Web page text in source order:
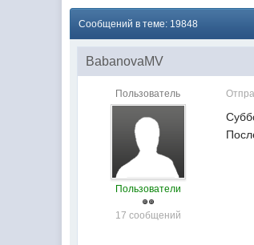
Сообщений в теме: 19848
BabanovaMV
Пользователь
Пользователи
17 сообщений